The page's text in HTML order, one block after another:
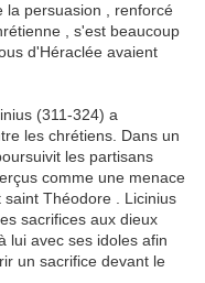
la persuasion , renforcé
, s'est beaucoup
d'Héraclée avaient
(311-324) a
les chrétiens. Dans un
les partisans
comme une menace
Théodore .
Licinius
sacrifices aux dieux
lui avec ses idoles afin
un sacrifice devant le